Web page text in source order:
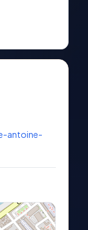
antoine-